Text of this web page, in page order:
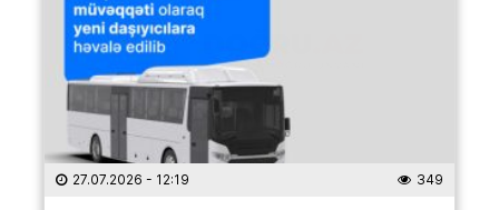
27.07.2026 - 12:19 349